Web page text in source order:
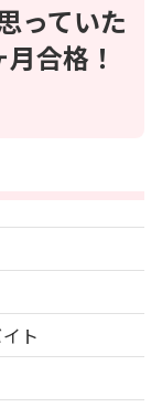
っていた
合格！
ト